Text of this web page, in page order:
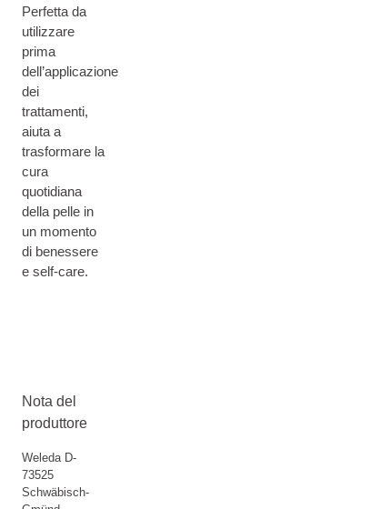
Perfetta da
utilizzare
prima
dell’applicazione
dei
trattamenti,
aiuta a
trasformare la
cura
quotidiana
della pelle in
un momento
di benessere
e self-care.
Nota del
produttore
Weleda D-
73525
Schwäbisch-